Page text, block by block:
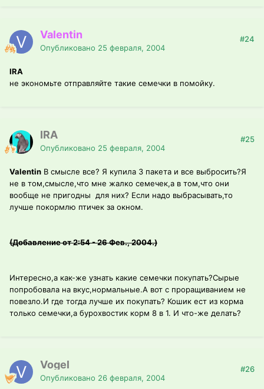
Valentin
Опубликовано 25 февраля, 2004
#24
IRA
не экономьте отправляйте такие семечки в помойку.
IRA
Опубликовано 25 февраля, 2004
#25
Valentin В смысле все? Я купила 3 пакета и все выбросить?Я
не в том,смысле,что мне жалко семечек,а в том,что они
вообще не пригодны для них? Если надо выбрасывать,то
лучше покормлю птичек за окном.
(Добавление от 2:54 - 26 Фев., 2004.)
Интересно,а как-же узнать какие семечки покупать?Сырые
попробовала на вкус,нормальные.А вот с проращиванием не
повезло.И где тогда лучше их покупать? Кошик ест из корма
только семечки,а бурохвостик корм 8 в 1. И что-же делать?
Vogel
Опубликовано 26 февраля, 2004
#26